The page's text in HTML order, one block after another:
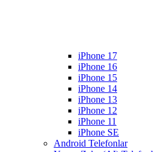
iPhone 17
iPhone 16
iPhone 15
iPhone 14
iPhone 13
iPhone 12
iPhone 11
iPhone SE
Android Telefonlar